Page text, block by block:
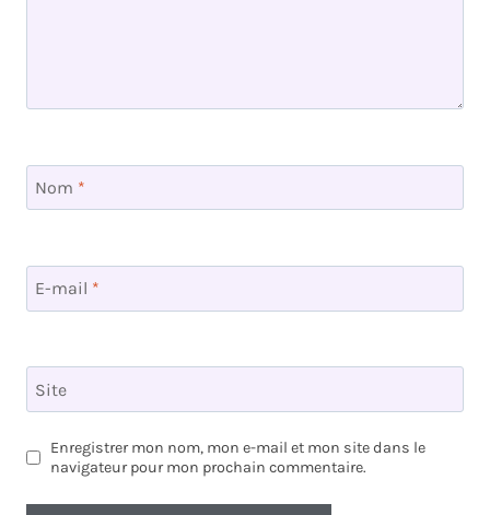
Nom *
E-mail *
Site
Enregistrer mon nom, mon e-mail et mon site dans le
navigateur pour mon prochain commentaire.